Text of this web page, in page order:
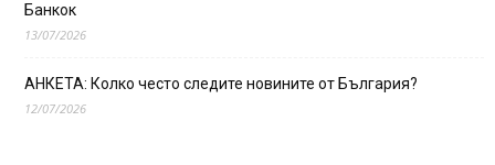
Банкок
13/07/2026
АНКЕТА: Колко често следите новините от България?
12/07/2026